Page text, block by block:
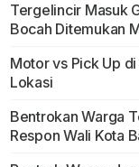
Tergelincir Masuk
Bocah Ditemukan
Motor vs Pick Up
Lokasi
Bentrokan Warga
Respon Wali Kota